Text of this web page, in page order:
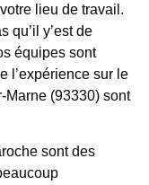
lieu de travail.
qu’il y’est de
équipes sont
l’expérience sur le
Marne (93330) sont
sont des